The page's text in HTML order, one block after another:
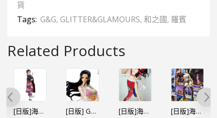
貨
Tags: G&G, GLITTER&GLAMOURS, 和之國, 羅賓
Related Products
[日版]海賊王 DXF～THE GRANDLINE LADY～和之國 Vol.2 魯賓子（日） [日版] GLITTER&GLAMOURS G&G Shiny Venus－NICO ROBIN [日版]海賊王 GLITTER&GLAMOURS G&G-女帝 Ⓐ紅色（日） [日版]海賊王 GLITTER&GLAMOURS G&G FLAG DIAMOND SHIP BOA.HANCOCK 女帝（日版）